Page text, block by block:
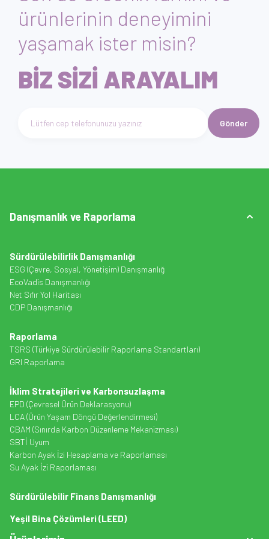
ürünlerinin deneyimini
yaşamak ister misin?
BİZ SİZİ ARAYALIM
Telefon numarası giriniz Gönder
Danışmanlık ve Raporlama
Sürdürülebilirlik Danışmanlığı
ESG (Çevre, Sosyal, Yönetişim) Danışmanlığ
EcoVadis Danışmanlığı
Net Sıfır Yol Haritası
CDP Danışmanlığı
Raporlama
TSRS (Türkiye Sürdürülebilir Raporlama Standartları)
GRI Raporlama
İklim Stratejileri ve Karbonsuzlaşma
EPD (Çevresel Ürün Deklarasyonu)
LCA (Ürün Yaşam Döngü Değerlendirmesi)
CBAM (Sınırda Karbon Düzenleme Mekanizması)
SBTİ Uyum
Karbon Ayak İzi Hesaplama ve Raporlaması
Su Ayak İzi Raporlaması
Sürdürülebilir Finans Danışmanlığı
Yeşil Bina Çözümleri (LEED)